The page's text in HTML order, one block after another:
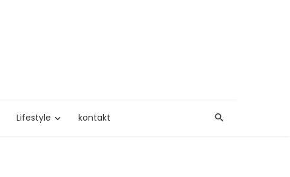
Lifestyle kontakt